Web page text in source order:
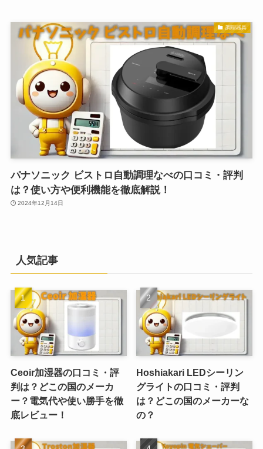
調理器具
パナソニック ビストロ自動調理なべの口コミ・評判
は？使い方や便利機能を徹底解説！
2024年12月14日
人気記事
Ceoir加湿器の口コミ・評
判は？どこの国のメーカ
ー？電気代や使い勝手を徹
底レビュー！
Hoshiakari LEDシーリン
グライトの口コミ・評判
は？どこの国のメーカーな
の？